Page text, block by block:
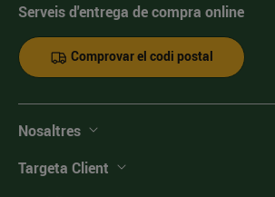
Serveis d'entrega de compra online
Comprovar el codi postal
Nosaltres
Targeta Client